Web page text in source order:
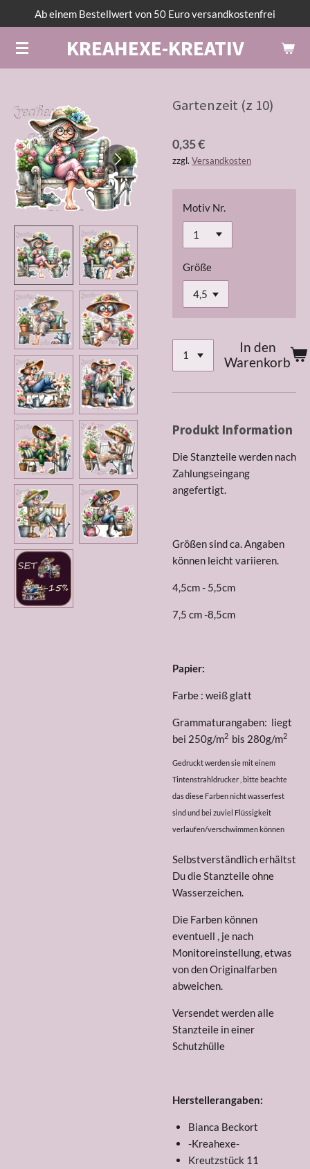
Hauptinhalt
springen
KREAHEXE-KREATIV
Ab einem Bestellwert von 50 Euro versandkostenfrei
Gartenzeit (z 10)
0,35 €
zzgl. Versandkosten
Motiv Nr.
Größe
In den
Warenkorb
Produkt Information
Die Stanzteile werden nach
Zahlungseingang
angefertigt.
Größen sind ca. Angaben
können leicht variieren.
4,5cm - 5,5cm
7,5 cm -8,5cm
Papier:
Farbe : weiß glatt
Grammaturangaben: liegt
bei 250g/m2 bis 280g/m2
Gedruckt werden sie mit einem
Tintenstrahldrucker , bitte beachte
das diese Farben nicht wasserfest
sind und bei zuviel Flüssigkeit
verlaufen/verschwimmen können
Selbstverständlich erhältst
Du die Stanzteile ohne
Wasserzeichen.
Die Farben können
eventuell , je nach
Monitoreinstellung, etwas
von den Originalfarben
abweichen.
Versendet werden alle
Stanzteile in einer
Schutzhülle
Herstellerangaben:
Bianca Beckort
-Kreahexe-
Kreutzstück 11